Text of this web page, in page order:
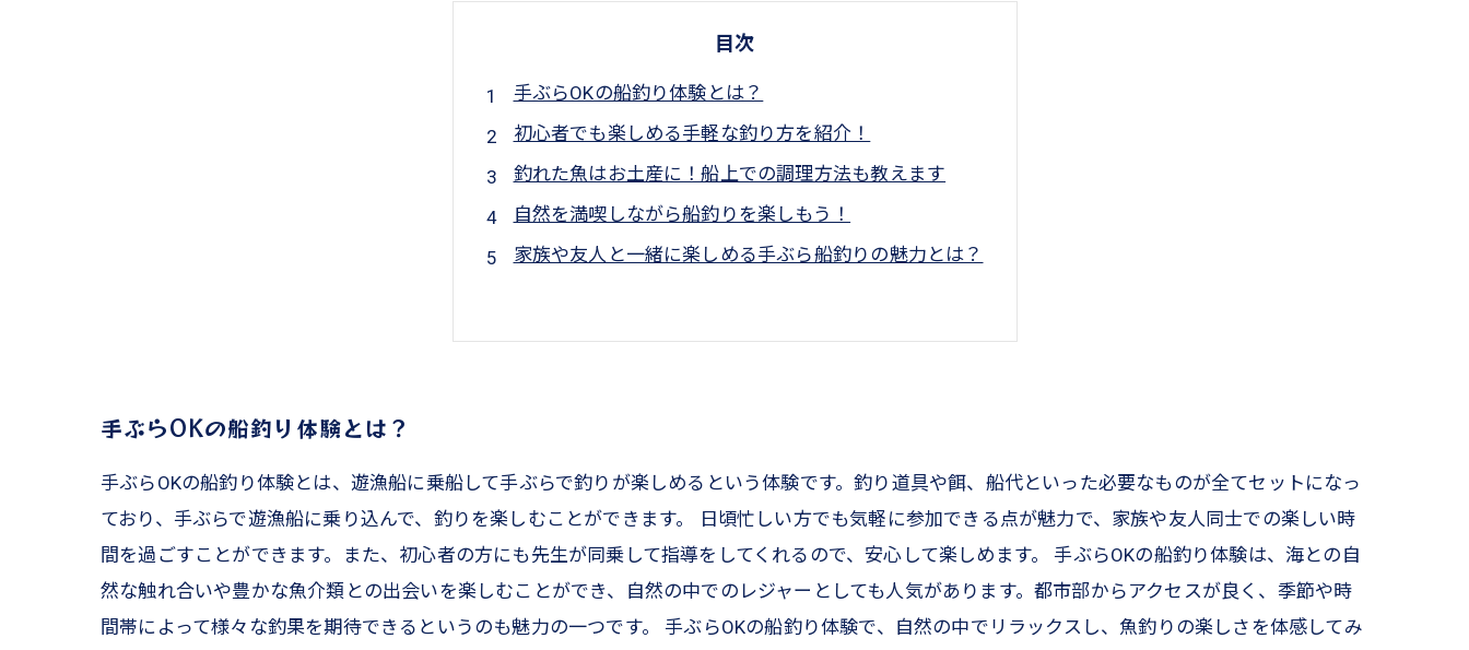
目次
手ぶらOKの船釣り体験とは？
初心者でも楽しめる手軽な釣り方を紹介！
釣れた魚はお土産に！船上での調理方法も教えます
自然を満喫しながら船釣りを楽しもう！
家族や友人と一緒に楽しめる手ぶら船釣りの魅力とは？
手ぶらOKの船釣り体験とは？
手ぶらOKの船釣り体験とは、遊漁船に乗船して手ぶらで釣りが楽しめるという体験です。釣り道具や餌、船代といった必要なものが全てセットになっ
ており、手ぶらで遊漁船に乗り込んで、釣りを楽しむことができます。 日頃忙しい方でも気軽に参加できる点が魅力で、家族や友人同士での楽しい時
間を過ごすことができます。また、初心者の方にも先生が同乗して指導をしてくれるので、安心して楽しめます。 手ぶらOKの船釣り体験は、海との自
然な触れ合いや豊かな魚介類との出会いを楽しむことができ、自然の中でのレジャーとしても人気があります。都市部からアクセスが良く、季節や時
間帯によって様々な釣果を期待できるというのも魅力の一つです。 手ぶらOKの船釣り体験で、自然の中でリラックスし、魚釣りの楽しさを体感してみ